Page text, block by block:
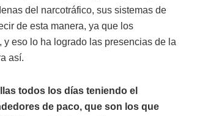
del narcotráfico, sus sistemas de
de esta manera, ya que los
eso lo ha logrado las presencias de la
así.
todos los días teniendo el
de paco, que son los que